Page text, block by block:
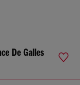
De Galles